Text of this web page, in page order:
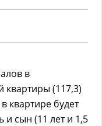
в
квартиры (117,3)
квартире будет
и сын (11 лет и 1,5